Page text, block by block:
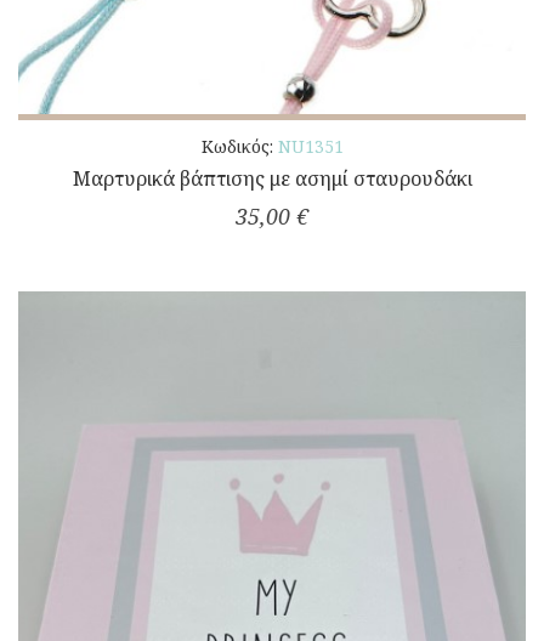
Κωδικός: NU1351
Μαρτυρικά βάπτισης με ασημί σταυρουδάκι
35,00 €